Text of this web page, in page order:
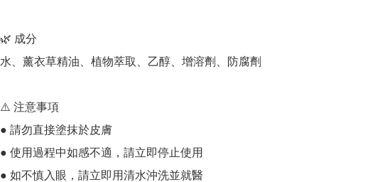
🌿 成分
水、薰衣草精油、植物萃取、乙醇、增溶劑、防腐劑
⚠️ 注意事項
● 請勿直接塗抹於皮膚
● 使用過程中如感不適，請立即停止使用
● 如不慎入眼，請立即用清水沖洗並就醫